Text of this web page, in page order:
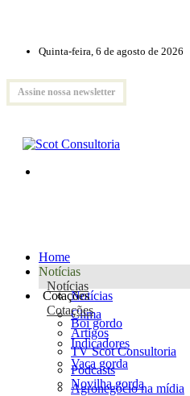
Quinta-feira, 6 de agosto de 2026
Assine nossa newsletter
Home
Notícias
Notícias
Notícias
Clima
Artigos
TV Scot Consultoria
Podcasts
Agronegócio na mídia
Cotações
Cotações
Boi gordo
Indicadores
Vaca gorda
Novilha gorda